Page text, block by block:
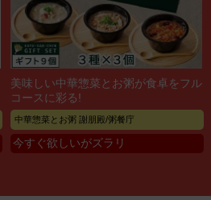
美味しい中華惣菜とお粥が食卓をフル
コースに彩る!
中華惣菜とお粥 謝朋殿/粥餐庁
今すぐ欲しいがズラリ